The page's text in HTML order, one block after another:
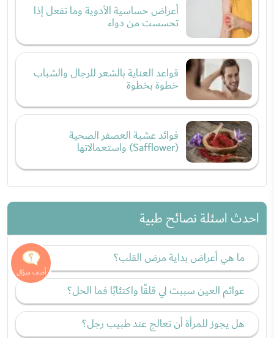
أعراض حساسية الأدوية وما تفعل إذا
تحسست من دواء
قواعد العناية بالشعر للرجال والشباب
خطوة بخطوة
فوائد عشبة العصفر الصحية
(Safflower) واستعمالاتها
احدث اسئلة نصائح طبية
ما هي أعراض بداية مرض القلب؟
عوائم العين سببت لي قلقًا واكتئابًا فما الحل؟
هل يجوز للمرأة أن تعالج عند طبيب رجل؟